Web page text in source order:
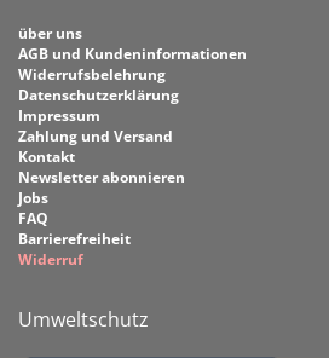
über uns
AGB und Kundeninformationen
Widerrufsbelehrung
Datenschutzerklärung
Impressum
Zahlung und Versand
Kontakt
Newsletter abonnieren
Jobs
FAQ
Barrierefreiheit
Widerruf
Umweltschutz